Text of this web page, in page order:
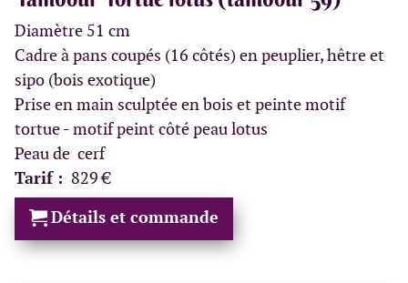
Diamètre 51 cm
Cadre à pans coupés (16 côtés) en peuplier, hêtre et
sipo (bois exotique)
Prise en main sculptée en bois et peinte motif
tortue - motif peint côté peau lotus
Peau de cerf
Tarif : 829 €
Détails et commande